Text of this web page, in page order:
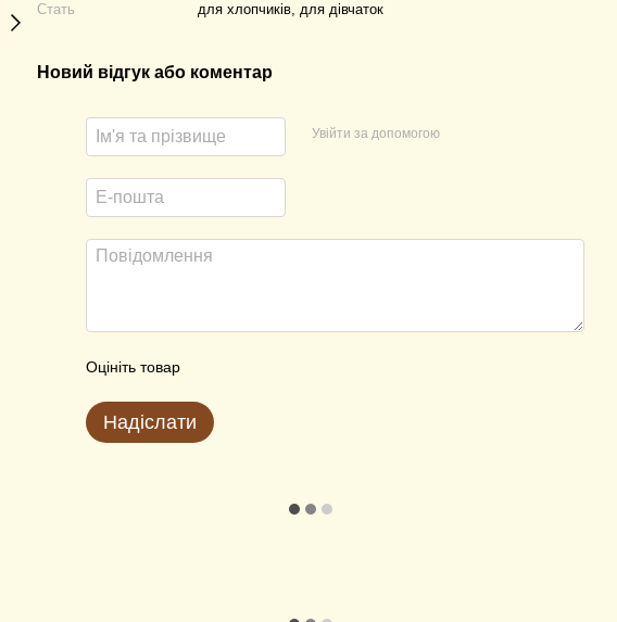
Стать
для хлопчиків, для дівчаток
Новий відгук або коментар
Увійти за допомогою
Оцініть товар
Надіслати